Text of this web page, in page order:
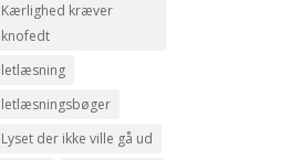
Kærlighed kræver
knofedt
letlæsning
letlæsningsbøger
Lyset der ikke ville gå ud